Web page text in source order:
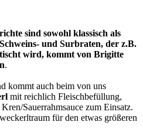
sind sowohl klassisch als
und Surbraten, der z.B.
wird, kommt von Brigitte
.
kommt auch beim von uns
mit reichlich Fleischbefüllung,
Sauerrahmsauce zum Einsatz.
für den etwas größeren